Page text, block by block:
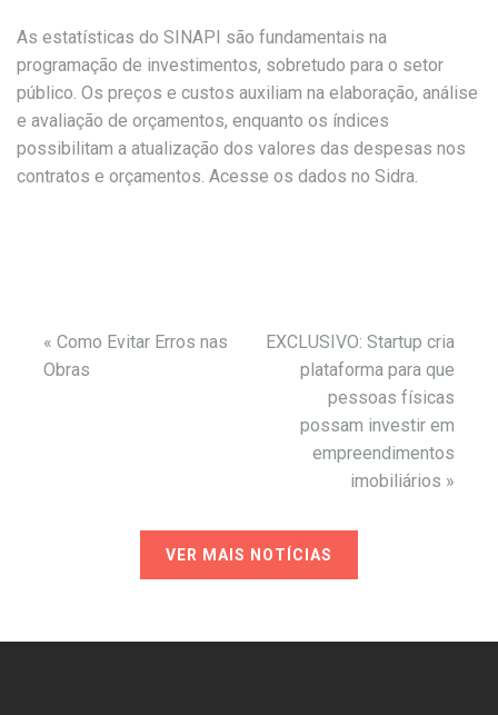
As estatísticas do SINAPI são fundamentais na
programação de investimentos, sobretudo para o setor
público. Os preços e custos auxiliam na elaboração, análise
e avaliação de orçamentos, enquanto os índices
possibilitam a atualização dos valores das despesas nos
contratos e orçamentos. Acesse os dados no Sidra.
« Como Evitar Erros nas
Obras
EXCLUSIVO: Startup cria
plataforma para que
pessoas físicas
possam investir em
empreendimentos
imobiliários »
VER MAIS NOTÍCIAS